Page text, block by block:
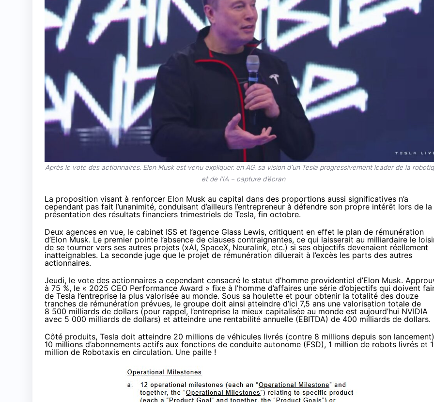
Après le vote des actionnaires, Elon Musk est venu expliquer, en AG, sa vision d’un Tesla progressivement leader de la
et de l’IA – capture d’écran
La proposition visant à renforcer Elon Musk au capital dans des proportions aussi significatives n’a
cependant pas fait l’unanimité, conduisant d’ailleurs l’entrepreneur à défendre son propre intérêt lors de la
présentation des résultats financiers trimestriels de Tesla, fin octobre.
Deux agences en vue, le cabinet ISS et l’agence Glass Lewis, critiquent en effet le plan de rémunération
d’Elon Musk. Le premier pointe l’absence de clauses contraignantes, ce qui laisserait au milliardaire le
de se tourner vers ses autres projets (xAI, SpaceX, Neuralink, etc.) si ses objectifs devenaient réellement
inatteignables. La seconde juge que le projet de rémunération diluerait à l’excès les parts des autres
actionnaires.
Jeudi, le vote des actionnaires a cependant consacré le statut d’homme providentiel d’Elon Musk.
à 75 %, le « 2025 CEO Performance Award » fixe à l’homme d’affaires une série d’objectifs qui doivent
de Tesla l’entreprise la plus valorisée au monde. Sous sa houlette et pour obtenir la totalité des douze
tranches de rémunération prévues, le groupe doit ainsi atteindre d’ici 7,5 ans une valorisation totale de
8 500 milliards de dollars (pour rappel, l’entreprise la mieux capitalisée au monde est aujourd’hui NVIDIA
avec 5 000 milliards de dollars) et atteindre une rentabilité annuelle (EBITDA) de 400 milliards de dollars.
Côté produits, Tesla doit atteindre 20 millions de véhicules livrés (contre 8 millions depuis son
10 millions d’abonnements actifs aux fonctions de conduite autonome (FSD), 1 million de robots livrés et 1
million de Robotaxis en circulation. Une paille !